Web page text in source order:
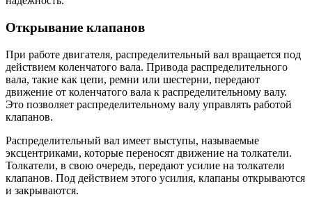
Открывание клапанов
При работе двигателя, распределительный вал вращается под
действием коленчатого вала. Привода распределительного
вала, такие как цепи, ремни или шестерни, передают
движение от коленчатого вала к распределительному валу.
Это позволяет распределительному валу управлять работой
клапанов.
Распределительный вал имеет выступы, называемые
эксцентриками, которые переносят движение на толкатели.
Толкатели, в свою очередь, передают усилие на толкатели
клапанов. Под действием этого усилия, клапаны открываются
и закрываются.